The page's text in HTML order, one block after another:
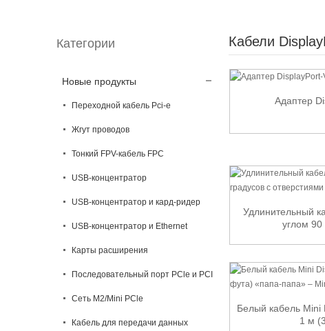
Категории
Новые продукты
Переходной кабель Pci-e
Жгут проводов
Тонкий FPV-кабель FPC
USB-концентратор
USB-концентратор и кард-ридер
USB-концентратор и Ethernet
Карты расширения
Последовательный порт PCle и PCI
Сеть M2/Mini PCle
Кабель для передачи данных
Кабели
Адаптер
Удлинительный
углом 90
Белый кабель Mini
1 м